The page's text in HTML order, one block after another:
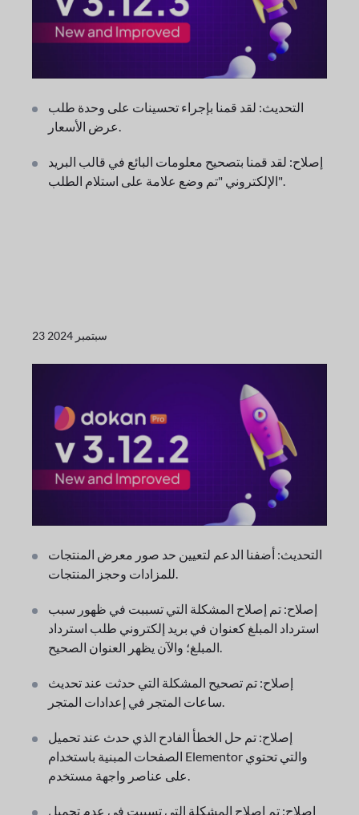
التحديث: لقد قمنا بإجراء تحسينات على وحدة طلب
عرض الأسعار.
إصلاح: لقد قمنا بتصحيح معلومات البائع في قالب البريد
الإلكتروني "تم وضع علامة على استلام الطلب".
23 سبتمبر 2024
التحديث: أضفنا الدعم لتعيين حد صور معرض المنتجات
إصلاح: تم إصلاح المشكلة التي تسببت في ظهور سبب
استرداد المبلغ كعنوان في بريد إلكتروني طلب استرداد
إصلاح: تم تصحيح المشكلة التي حدثت عند تحديث
إصلاح: تم حل الخطأ الفادح الذي حدث عند تحميل
الصفحات المبنية باستخدام Elementor والتي تحتوي
إصلاح: تم إصلاح المشكلة التي تسببت في عدم تحميل